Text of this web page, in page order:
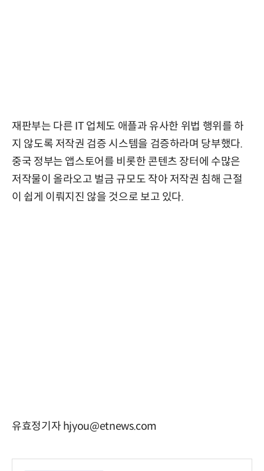
재판부는 다른 IT 업체도 애플과 유사한 위법 행위를 하
지 않도록 저작권 검증 시스템을 검증하라며 당부했다.
중국 정부는 앱스토어를 비롯한 콘텐츠 장터에 수많은
저작물이 올라오고 벌금 규모도 작아 저작권 침해 근절
이 쉽게 이뤄지진 않을 것으로 보고 있다.
유효정기자 hjyou@etnews.com